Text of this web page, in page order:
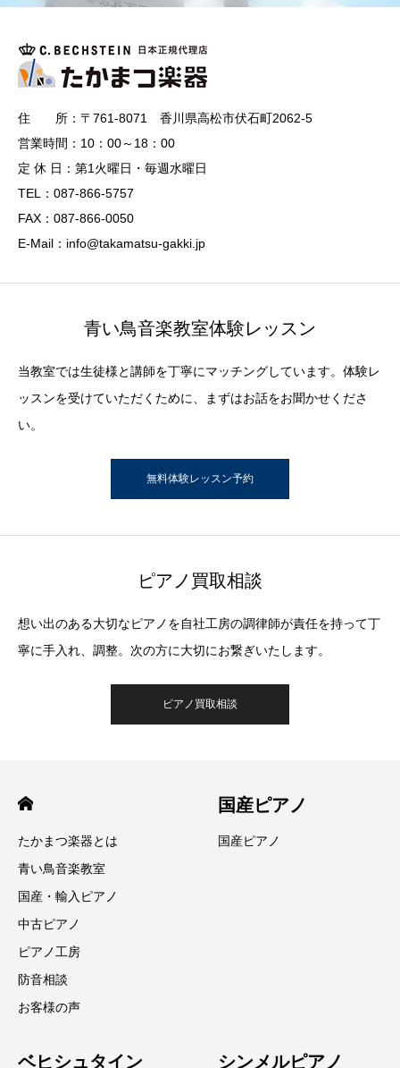
住 所：〒761-8071 香川県高松市伏石町2062-5
営業時間：10：00～18：00
定 休 日：第1火曜日・毎週水曜日
TEL：087-866-5757
FAX：087-866-0050
E-Mail：info@takamatsu-gakki.jp
青い鳥音楽教室体験レッスン
当教室では生徒様と講師を丁寧にマッチングしています。体験レ
ッスンを受けていただくために、まずはお話をお聞かせくださ
い。
無料体験レッスン予約
ピアノ買取相談
想い出のある大切なピアノを自社工房の調律師が責任を持って丁
寧に手入れ、調整。次の方に大切にお繋ぎいたします。
ピアノ買取相談
たかまつ楽器とは
青い鳥音楽教室
国産・輸入ピアノ
中古ピアノ
ピアノ工房
防音相談
お客様の声
国産ピアノ
国産ピアノ
ベヒシュタイン シンメルピアノ